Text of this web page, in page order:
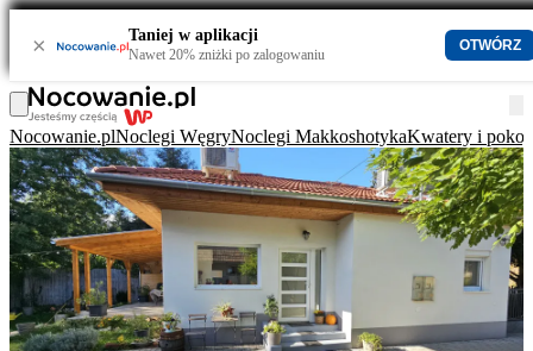
× Taniej w aplikacji
Nawet 20% zniżki po zalogowaniu
OTWÓRZ
Nocowanie.plNoclegi WęgryNoclegi MakkoshotykaKwatery i